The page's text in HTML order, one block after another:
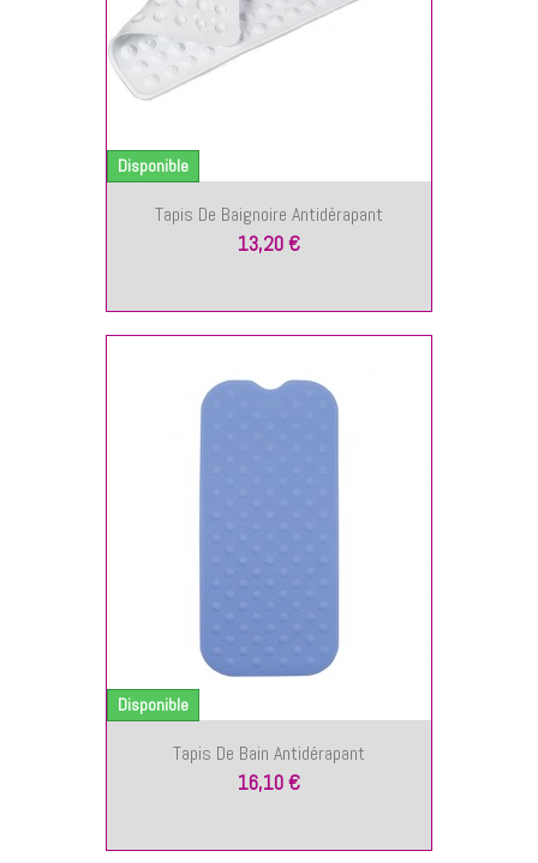
Tapis De Baignoire Antidérapant
13,20 €
Disponible
Tapis De Bain Antidérapant
16,10 €
Disponible